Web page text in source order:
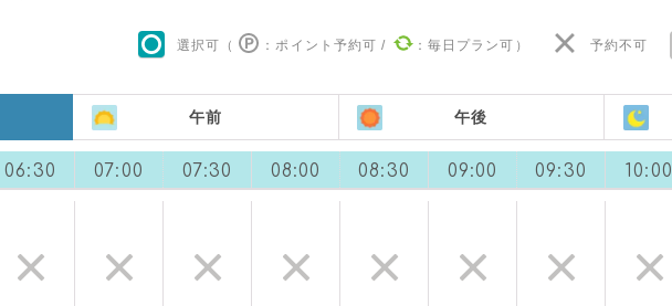
選択可（ ：ポイント予約可 / ：毎日プラン可 ） 予約不可
午前 午後
06:30 07:00 07:30 08:00 08:30 09:00 09:30 10:00